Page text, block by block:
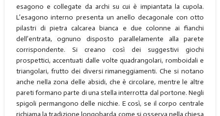
esagono e collegate da archi su cui è impiantata la cupola.
L’esagono interno presenta un anello decagonale con otto
pilastri di pietra calcarea bianca e due colonne ai fianchi
dell’entrata, ognuno disposto parallelamente alla parete
corrispondente. Si creano così dei suggestivi giochi
prospettici, accentuati dalle volte quadrangolari, romboidali e
triangolari, frutto dei diversi rimaneggiamenti. Che si notano
anche nella zona delle absidi, che è circolare, mentre le altre
pareti formano parte di una stella interrotta dal portone. Negli
spigoli permangono delle nicchie. E così, se il corpo centrale
richiama la tradizione longobarda come si osserva nella chiesa